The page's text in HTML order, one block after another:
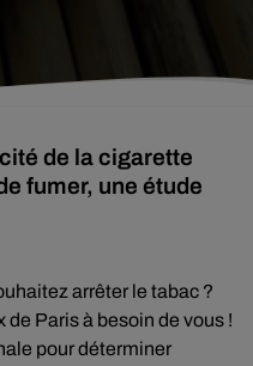
de la cigarette
fumer, une étude
arrêter le tabac ?
de Paris à besoin de vous !
pour déterminer